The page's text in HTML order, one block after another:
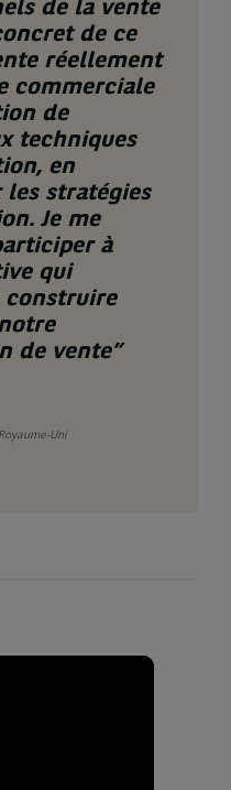
de la vente
de ce
réellement
commerciale
de
techniques
en
les stratégies
Je me
à
qui
construire
de vente”
Uni